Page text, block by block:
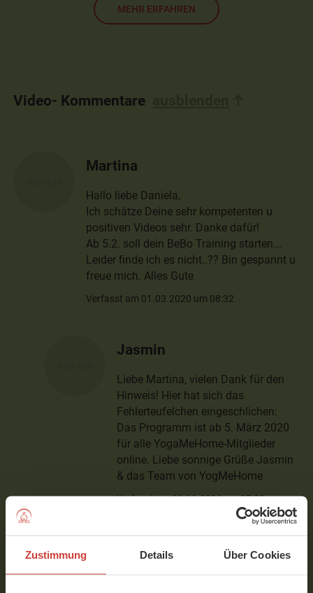
Zustimmung Details Über Cookies
MEHR ERFAHREN
Video- Kommentare
Martina
Hallo liebe Daniela,
Ich schätze Deine sehr kompetenten u
positiven Videos sehr. Danke dafür!
Ab 5.2. soll dein BeBo Training starten...
Leider finde ich es nicht..?? Bin gespannt u
freue mich. Alles Gute
Verfasst am 01.03.2020 um 08:32
Jasmin
Liebe Martina, vielen Dank für den
Hinweis! Hier hat sich das
Fehlerteufelchen eingeschlichen:
Das Programm ist ab 5. März 2020
für alle YogaMeHome-Mitglieder
online. Liebe sonnige Grüße Jasmin
& das Team von YogMeHome
Verfasst am 02.03.2020 um 07:23
Iris
Hallo